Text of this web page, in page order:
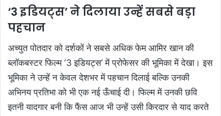
‘3 इडियट्स’ ने दिलाया उन्हें सबसे बड़ा
पहचान
अच्युत पोतदार को दर्शकों ने सबसे अधिक फेम आमिर खान की
ब्लॉकबस्टर फिल्म ‘3 इडियट्स’ में प्रोफेसर की भूमिका में देखा। इस
भूमिका ने उन्हें न केवल देशभर में पहचान दिलाई बल्कि उनकी
अभिनय प्रतिभा को भी एक नई ऊँचाई दी। फिल्म में उनकी छवि
इतनी यादगार बनी कि फैंस आज भी उन्हें उसी किरदार से याद करते